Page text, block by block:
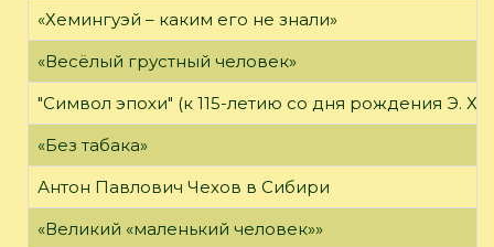
«Хемингуэй – каким его не знали»
«Весёлый грустный человек»
"Символ эпохи" (к 115-летию со дня рождения Э.
«Без табака»
Антон Павлович Чехов в Сибири
«Великий «маленький человек»»